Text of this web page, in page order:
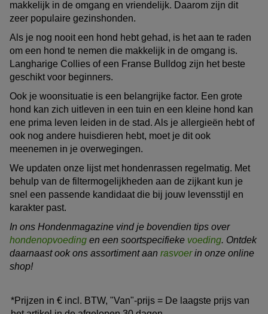
makkelijk in de omgang en vriendelijk. Daarom zijn dit
zeer populaire gezinshonden.
Als je nog nooit een hond hebt gehad, is het aan te raden
om een hond te nemen die makkelijk in de omgang is.
Langharige Collies of een Franse Bulldog zijn het beste
geschikt voor beginners.
Ook je woonsituatie is een belangrijke factor. Een grote
hond kan zich uitleven in een tuin en een kleine hond kan
ene prima leven leiden in de stad. Als je allergieën hebt of
ook nog andere huisdieren hebt, moet je dit ook
meenemen in je overwegingen.
We updaten onze lijst met hondenrassen regelmatig. Met
behulp van de filtermogelijkheden aan de zijkant kun je
snel een passende kandidaat die bij jouw levensstijl en
karakter past.
In ons Hondenmagazine vind je bovendien tips over
hondenopvoeding en een soortspecifieke voeding. Ontdek
daarnaast ook ons assortiment aan rasvoerin onze online
shop!
*Prijzen in € incl. BTW, "Van"-prijs = De laagste prijs van